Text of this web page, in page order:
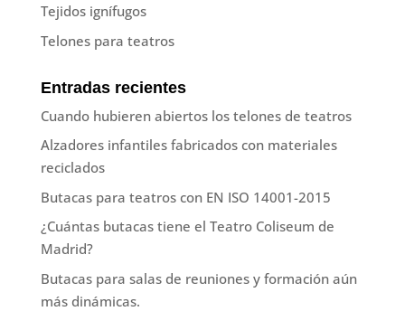
Tejidos ignífugos
Telones para teatros
Entradas recientes
Cuando hubieren abiertos los telones de teatros
Alzadores infantiles fabricados con materiales
reciclados
Butacas para teatros con EN ISO 14001-2015
¿Cuántas butacas tiene el Teatro Coliseum de
Madrid?
Butacas para salas de reuniones y formación aún
más dinámicas.